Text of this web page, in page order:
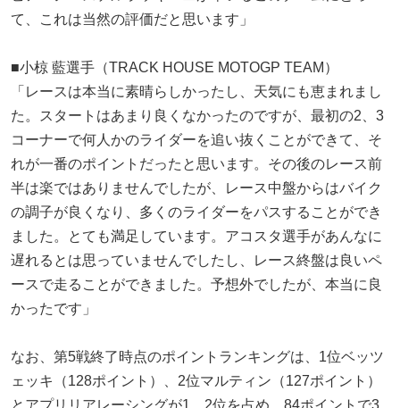
て、これは当然の評価だと思います」
■小椋 藍選手（TRACK HOUSE MOTOGP TEAM）
「レースは本当に素晴らしかったし、天気にも恵まれまし
た。スタートはあまり良くなかったのですが、最初の2、3
コーナーで何人かのライダーを追い抜くことができて、そ
れが一番のポイントだったと思います。その後のレース前
半は楽ではありませんでしたが、レース中盤からはバイク
の調子が良くなり、多くのライダーをパスすることができ
ました。とても満足しています。アコスタ選手があんなに
遅れるとは思っていませんでしたし、レース終盤は良いペ
ースで走ることができました。予想外でしたが、本当に良
かったです」
なお、第5戦終了時点のポイントランキングは、1位ベッツ
ェッキ（128ポイント）、2位マルティン（127ポイント）